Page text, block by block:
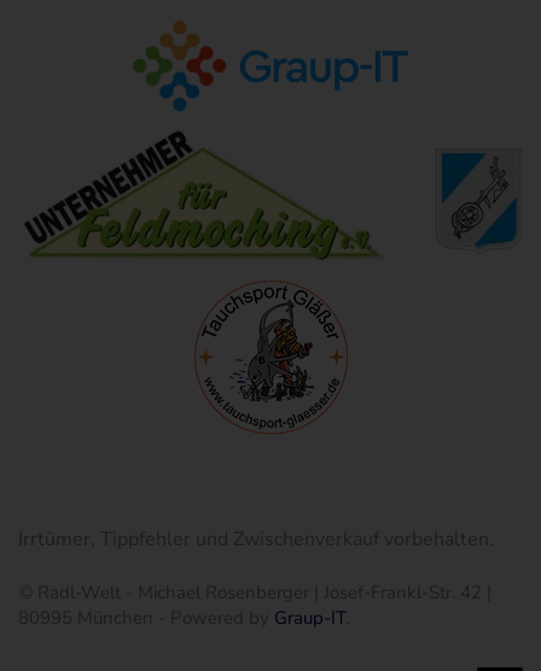
Irrtümer, Tippfehler und Zwischenverkauf vorbehalten.
© Radl-Welt - Michael Rosenberger | Josef-Frankl-Str. 42 |
80995 München - Powered by Graup-IT.